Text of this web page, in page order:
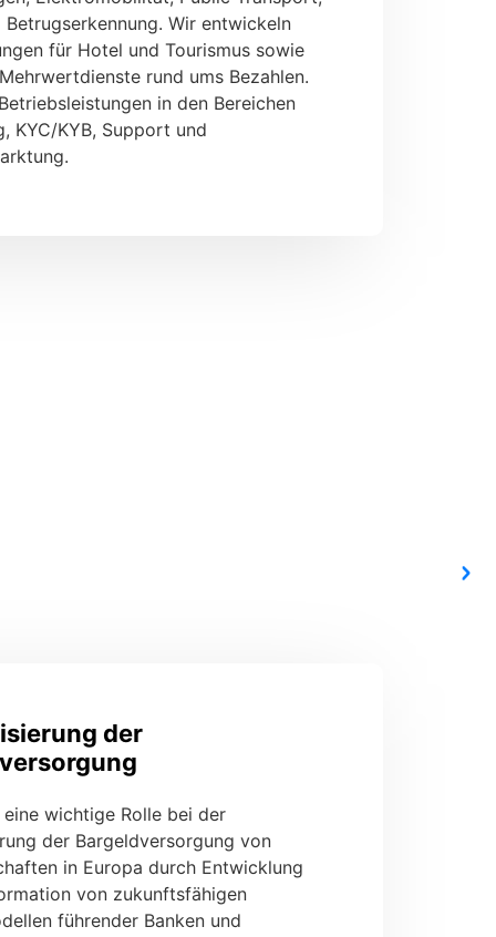
Betrugserkennung. Wir entwickeln
für Hotel und Tourismus sowie
rund ums Bezahlen.
in den Bereichen
KYC/KYB, Support und
der
wichtige Rolle bei der
der Bargeldversorgung von
in Europa durch Entwicklung
von zukunftsfähigen
führender Banken und